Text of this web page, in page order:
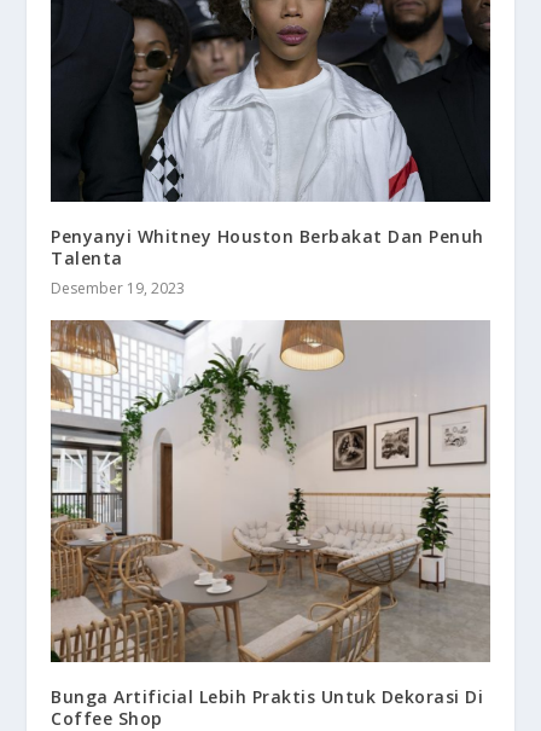
Penyanyi Whitney Houston Berbakat Dan Penuh
Talenta
Desember 19, 2023
Bunga Artificial Lebih Praktis Untuk Dekorasi Di
Coffee Shop